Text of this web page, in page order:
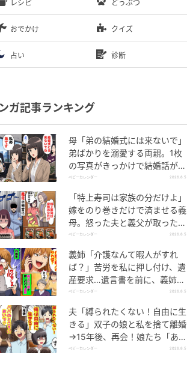
レシピ どうぶつ
おでかけ クイズ
占い 診断
ガ記事ランキング
母「弟の結婚式には来ないで」
弟ばかりを溺愛する両親。1枚
の写真がきっかけで結婚話がな
くなったワケ
ベビーカレンダー 2026.8.5
「特上寿司は家族の分だけよ」
嫁をのり巻きだけで済ませる義
母。怒った夫と義父が取った行
動とは
ベビーカレンダー 2026.8.5
義姉「介護なんて暇人がすれ
ば？」苦労を私に押し付け、遺
産要求…遺言書を前に、義姉が
顔面蒼白のワケ
ベビーカレンダー 2026.8.5
夫「縛られたくない！自由に生
きる」双子の娘と私を捨て離婚
→15年後、再会！娘たち「あん
た誰？」論破された元夫は
ベビーカレンダー 2026.8.5